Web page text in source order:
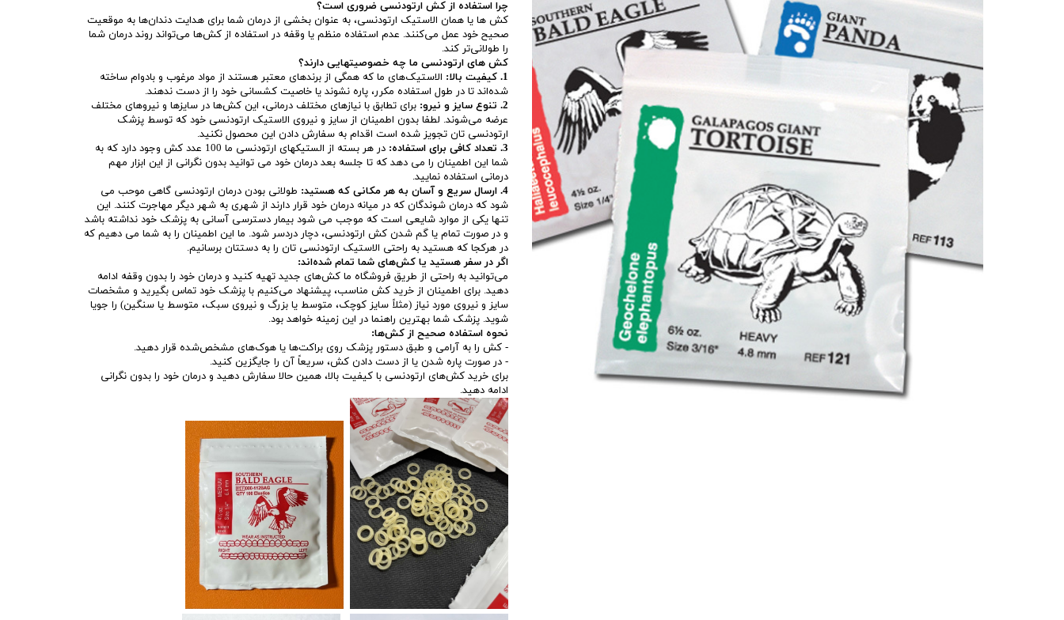
چرا استفاده از کش ارتودنسی ضروری است؟
کش‌ ها یا همان الاستیک‌ ارتودنسی، به عنوان بخشی از درمان شما برای هدایت دندان‌ها به موقعیت
صحیح خود عمل می‌کنند. عدم استفاده منظم یا وقفه در استفاده از کش‌ها می‌تواند روند درمان شما
را طولانی‌تر کند.
کش های ارتودنسی ما چه خصوصیتهایی دارند؟
1. کیفیت بالا:
الاستیک‌های ما که همگی از برندهای معتبر هستند از مواد مرغوب و بادوام ساخته
شده‌اند تا در طول استفاده مکرر، پاره نشوند یا خاصیت کشسانی خود را از دست ندهند.
2. تنوع سایز و نیرو:
برای تطابق با نیازهای مختلف درمانی، این کش‌ها در سایزها و نیروهای مختلف
عرضه می‌شوند. لطفا بدون اطمینان از سایز و نیروی الاستیک ارتودنسی خود که توسط پزشک
ارتودنسی تان تجویز شده است اقدام به سفارش دادن این محصول نکنید.
3. تعداد کافی برای استفاده:
در هر بسته از الستیکهای ارتودنسی ما 100 عدد کش وجود دارد که به
شما این اطمینان را می دهد که تا جلسه بعد درمان خود می توانید بدون نگرانی از این ابزار مهم
درمانی استفاده نمایید.
4. ارسال سریع و آسان به هر مکانی که هستید:
طولانی بودن درمان ارتودنسی گاهی موحب می
شود که درمان شوندگان که در میانه درمان خود قرار دارند از شهری به شهر دیگر مهاجرت کنند. این
تنها یکی از موارد شایعی است که موجب می شود بیمار دسترسی آسانی به پزشک خود نداشته باشد
و در صورت تمام یا گم شدن کش ارتودنسی، دچار دردسر شود. ما این اطمینان را به شما می دهیم که
در هرکجا که هستید به راحتی الاستیک ارتودنسی تان را به دستتان برسانیم.
اگر در سفر هستید یا کش‌های شما تمام شده‌اند:
می‌توانید به راحتی از طریق فروشگاه ما کش‌های جدید تهیه کنید و درمان خود را بدون وقفه ادامه
دهید. برای اطمینان از خرید کش مناسب، پیشنهاد می‌کنیم با پزشک خود تماس بگیرید و مشخصات
سایز و نیروی مورد نیاز (مثلاً سایز کوچک، متوسط یا بزرگ و نیروی سبک، متوسط یا سنگین) را جویا
شوید. پزشک شما بهترین راهنما در این زمینه خواهد بود.
نحوه استفاده صحیح از کش‌ها:
- کش را به آرامی و طبق دستور پزشک روی براکت‌ها یا هوک‌های مشخص‌شده قرار دهید.
- در صورت پاره شدن یا از دست دادن کش، سریعاً آن را جایگزین کنید.
برای خرید کش‌های ارتودنسی با کیفیت بالا، همین حالا سفارش دهید و درمان خود را بدون نگرانی
ادامه دهید.